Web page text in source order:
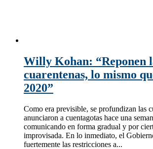
Willy Kohan: “Reponen
cuarentenas, lo mismo
2020”
Como era previsible, se profundizan las
anunciaron a cuentagotas hace una
comunicando en forma gradual y por
improvisada. En lo inmediato, el
fuertemente las restricciones a...